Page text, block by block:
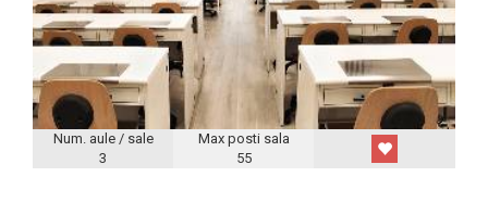
Num. aule / sale
3
Max posti sala
55